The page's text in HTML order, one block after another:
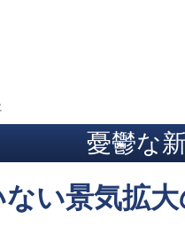
憂鬱な
い景気拡